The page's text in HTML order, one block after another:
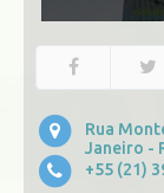
Rua
Janeiro -
+55 (21)